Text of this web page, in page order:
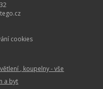
cookies
, koupelny - vše
a byt